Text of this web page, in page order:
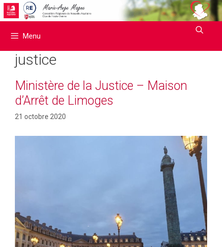
Aller
au
Menu
justice
Ministère de la Justice – Maison
d’Arrêt de Limoges
21 octobre 2020